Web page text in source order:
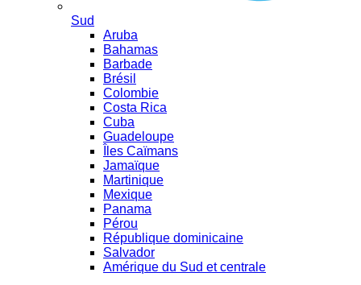
Sud
Aruba
Bahamas
Barbade
Brésil
Colombie
Costa Rica
Cuba
Guadeloupe
Îles Caïmans
Jamaïque
Martinique
Mexique
Panama
Pérou
République dominicaine
Salvador
Amérique du Sud et centrale